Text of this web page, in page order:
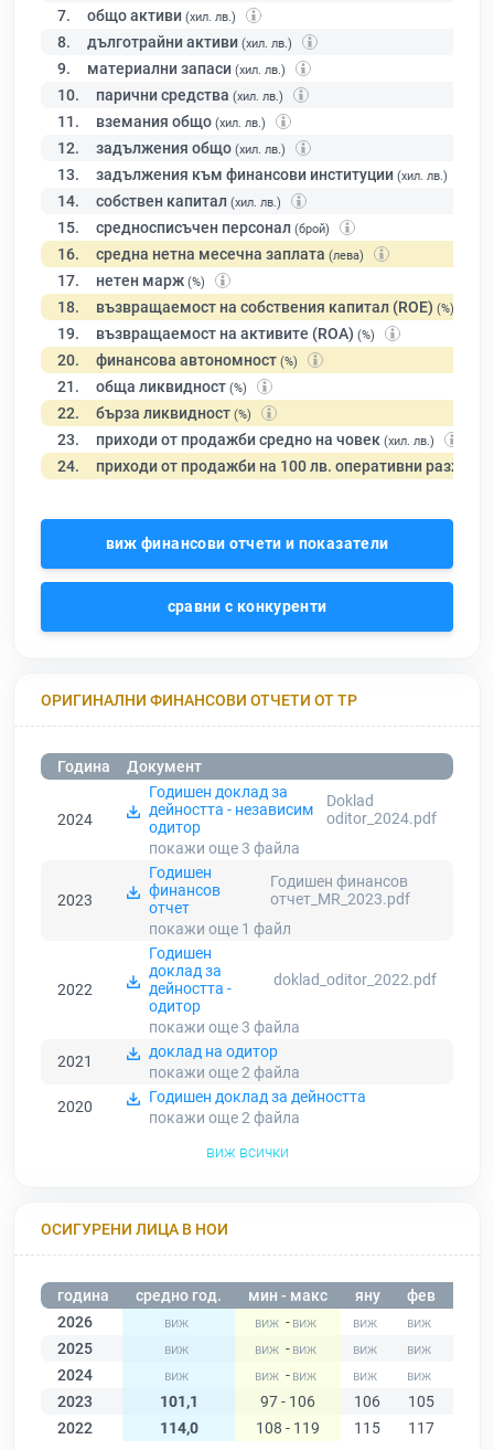
7. общо активи (хил. лв.)
8. дълготрайни активи (хил. лв.)
9. материални запаси (хил. лв.)
10. парични средства (хил. лв.)
11. вземания общо (хил. лв.)
12. задължения общо (хил. лв.)
13. задължения към финансови институции (хил. лв.)
14. собствен капитал (хил. лв.)
15. средносписъчен персонал (брой)
16. средна нетна месечна заплата (лева)
17. нетен марж (%)
18. възвращаемост на собствения капитал (ROE) (%)
19. възвращаемост на активите (ROA) (%)
20. финансова автономност (%)
21. обща ликвидност (%)
22. бърза ликвидност (%)
23. приходи от продажби средно на човек (хил. лв.)
24. приходи от продажби на 100 лв. оперативни разходи
виж финансови отчети и показатели
сравни с конкуренти
ОРИГИНАЛНИ ФИНАНСОВИ ОТЧЕТИ ОТ ТР
Година Документ
2024
Годишен доклад за
дейността - независим
одитор
Doklad
oditor_2024.pdf
покажи още 3 файла
2023
Годишен
финансов
отчет
Годишен финансов
отчет_MR_2023.pdf
покажи още 1 файл
2022
Годишен
доклад за
дейността -
одитор
doklad_oditor_2022.pdf
покажи още 3 файла
2021
доклад на одитор
покажи още 2файла
2020
Годишен доклад за дейността
покажи още 2файла
виж всички
ОСИГУРЕНИ ЛИЦА В НОИ
година средно год. мин - макс яну фев
2026
-
2025
-
2024
-
2023
101,1 97 - 106 106 105
2022
114,0 108 - 119 115 117